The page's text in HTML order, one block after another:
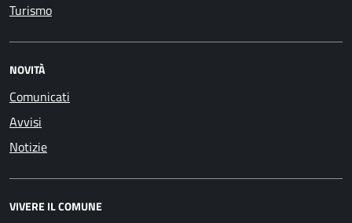
Turismo
NOVITÀ
Comunicati
Avvisi
Notizie
VIVERE IL COMUNE